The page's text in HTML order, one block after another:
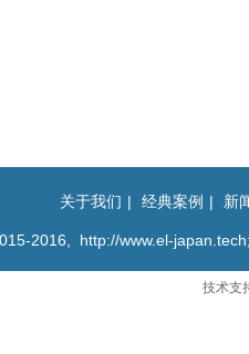
关于我们 | 经典案例 | 新
2016, http://www.el-
京公
技术支